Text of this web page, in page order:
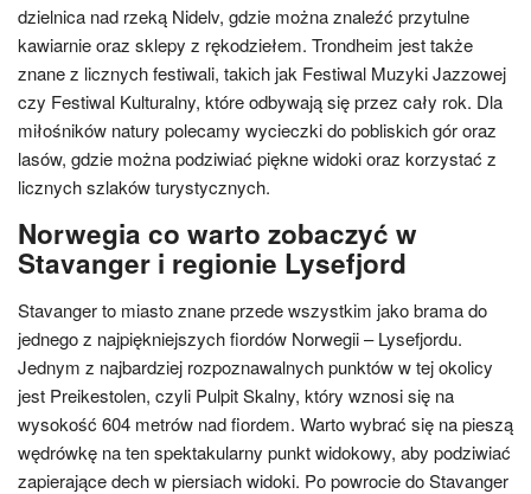
dzielnica nad rzeką Nidelv, gdzie można znaleźć przytulne
kawiarnie oraz sklepy z rękodziełem. Trondheim jest także
znane z licznych festiwali, takich jak Festiwal Muzyki Jazzowej
czy Festiwal Kulturalny, które odbywają się przez cały rok. Dla
miłośników natury polecamy wycieczki do pobliskich gór oraz
lasów, gdzie można podziwiać piękne widoki oraz korzystać z
licznych szlaków turystycznych.
Norwegia co warto zobaczyć w
Stavanger i regionie Lysefjord
Stavanger to miasto znane przede wszystkim jako brama do
jednego z najpiękniejszych fiordów Norwegii – Lysefjordu.
Jednym z najbardziej rozpoznawalnych punktów w tej okolicy
jest Preikestolen, czyli Pulpit Skalny, który wznosi się na
wysokość 604 metrów nad fiordem. Warto wybrać się na pieszą
wędrówkę na ten spektakularny punkt widokowy, aby podziwiać
zapierające dech w piersiach widoki. Po powrocie do Stavanger